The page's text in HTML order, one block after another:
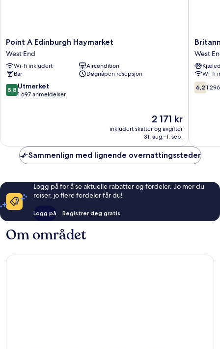
Point
A
Edinburgh
Haymarket
West
End
Point A Edinburgh Haymarket
West End
Wi-fi inkludert
Aircondition
Bar
Døgnåpen resepsjon
8.8
av
8,8 Utmerket
1 697 anmeldelser
Prisen
2 171 kr
2 171 kr
inkludert skatter og avgifter
31. aug.–1. sep.
Hotel
West
End
West
Wi-fi
6.2
av
6,2 1
Sammenlign med lignende overnattingssteder
Logg på for å se aktuelle rabatter og fordeler. Jo mer du
reiser, jo flere fordeler får du!
Logg på Registrer deg gratis
Om området